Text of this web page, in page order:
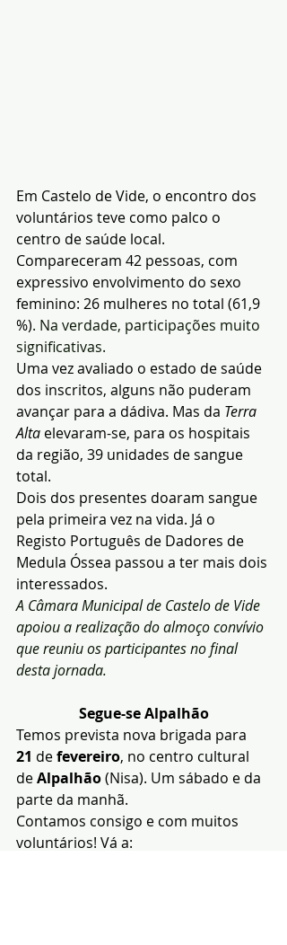
Em Castelo de Vide, o encontro dos
voluntários teve como palco o
centro de saúde local.
Compareceram 42 pessoas, com
expressivo envolvimento do sexo
feminino: 26 mulheres no total (61,9
%). Na verdade, participações muito
significativas.
Uma vez avaliado o estado de saúde
dos inscritos, alguns não puderam
avançar para a dádiva. Mas da Terra
Alta elevaram-se, para os hospitais
da região, 39 unidades de sangue
total.
Dois dos presentes doaram sangue
pela primeira vez na vida. Já o
Registo Português de Dadores de
Medula Óssea passou a ter mais dois
interessados.
A Câmara Municipal de Castelo de Vide
apoiou a realização do almoço convívio
que reuniu os participantes no final
desta jornada.
Segue-se Alpalhão
Temos prevista nova brigada para
21 de fevereiro, no centro cultural
de Alpalhão (Nisa). Um sábado e da
parte da manhã.
Contamos consigo e com muitos
voluntários! Vá a: